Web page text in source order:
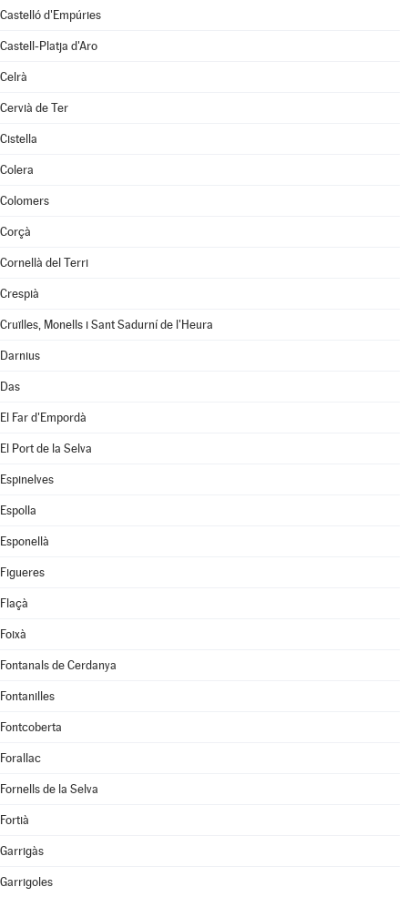
Castelló d'Empúries
Castell-Platja d'Aro
Celrà
Cervià de Ter
Cistella
Colera
Colomers
Corçà
Cornellà del Terri
Crespià
Cruïlles, Monells i Sant Sadurní de l'Heura
Darnius
Das
El Far d'Empordà
El Port de la Selva
Espinelves
Espolla
Esponellà
Figueres
Flaçà
Foixà
Fontanals de Cerdanya
Fontanilles
Fontcoberta
Forallac
Fornells de la Selva
Fortià
Garrigàs
Garrigoles